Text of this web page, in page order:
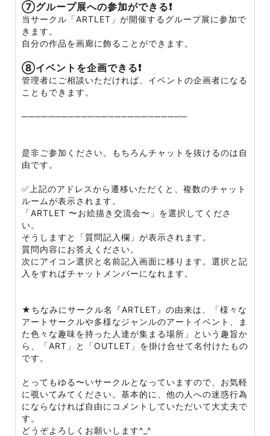
⑦グループ展への参加ができる❗
当サークル「ARTLET」が開催するグループ展に参加で
きます。
自分の作品を画廊に飾ることができます。
⑧イベントを企画できる❗
管理者にご相談いただければ、イベントの企画者になる
こともできます。
─────────────────────────
是非ご参加ください。もちろんチャットを抜けるのは自
由です。
✅上記のアドレスから遷移いただくと、複数のチャット
ルームが表示されます。
「ARTLET 〜お絵描き交流会〜」を選択してくださ
い。
そうしますと「質問記入欄」が表示されます。
質問内容にお答えください。
次にアイコン選択と名前記入画面に移ります。選択と記
入をすればチャットメンバーになれます。
★ちなみにサークル名『ARTLET』の由来は、「様々な
アートサークルや多様なジャンルのアートイベント、ま
た色々な趣味を持った人達が集まる場所」という趣旨か
ら、「ART」と「OUTLET」を掛け合せて名付けたもの
です。
とってもゆる〜いサークルとなっていますので、お気軽
に覗いてみてください。基本的に、他の人への迷惑行為
にならなければ自由にコメントしていただいて大丈夫で
す。
どうぞよろしくお願いします^_^